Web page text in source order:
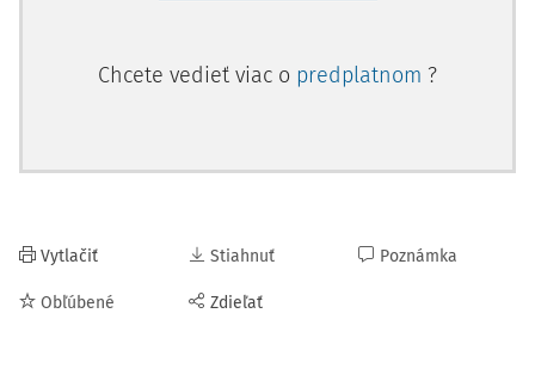
Chcete vedieť viac o predplatnom ?
Vytlačiť
Obľúbené
Stiahnuť
Zdieľať
Poznámka